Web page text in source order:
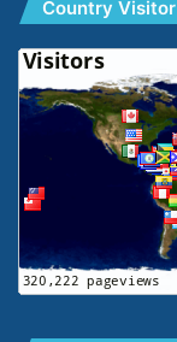
Country Visitor